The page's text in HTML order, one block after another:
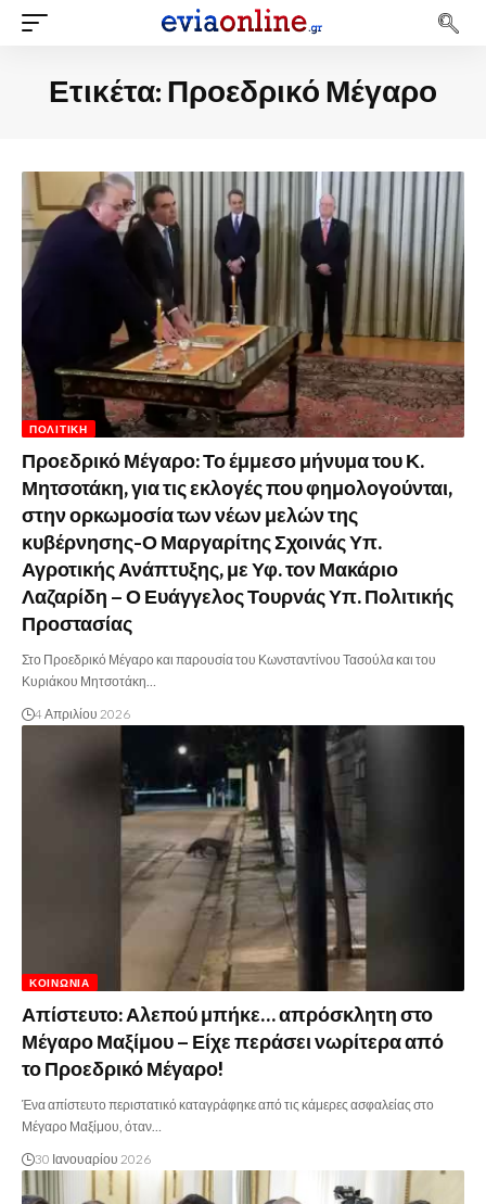
Ετικέτα: Προεδρικό Μέγαρο
ΠΟΛΙΤΙΚΉ
Προεδρικό Μέγαρο: Το έμμεσο μήνυμα του Κ.
Μητσοτάκη, για τις εκλογές που φημολογούνται,
στην ορκωμοσία των νέων μελών της
κυβέρνησης-Ο Μαργαρίτης Σχοινάς Υπ.
Αγροτικής Ανάπτυξης, με Υφ. τον Μακάριο
Λαζαρίδη – Ο Ευάγγελος Τουρνάς Υπ. Πολιτικής
Προστασίας
Στο Προεδρικό Μέγαρο και παρουσία του Κωνσταντίνου Τασούλα και του
Κυριάκου Μητσοτάκη…
4 Απριλίου 2026
ΚΟΙΝΩΝΊΑ
Απίστευτο: Αλεπού μπήκε… απρόσκλητη στο
Μέγαρο Μαξίμου – Είχε περάσει νωρίτερα από
το Προεδρικό Μέγαρο!
Ένα απίστευτο περιστατικό καταγράφηκε από τις κάμερες ασφαλείας στο
Μέγαρο Μαξίμου, όταν…
30 Ιανουαρίου 2026